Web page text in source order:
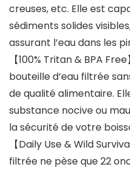
creuses, etc. Elle est
sédiments solides
assurant l’eau dans les
【100% Tritan & BPA
bouteille d’eau filtrée
de qualité alimentaire.
substance nocive ou
la sécurité de votre
【Daily Use & Wild
filtrée ne pèse que 22